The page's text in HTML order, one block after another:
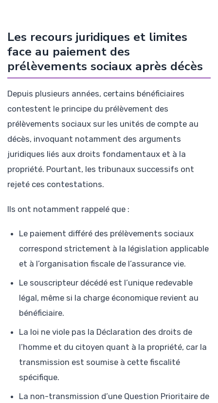
Les recours juridiques et limites
face au paiement des
prélèvements sociaux après décès
Depuis plusieurs années, certains bénéficiaires
contestent le principe du prélèvement des
prélèvements sociaux sur les unités de compte au
décès, invoquant notamment des arguments
juridiques liés aux droits fondamentaux et à la
propriété. Pourtant, les tribunaux successifs ont
rejeté ces contestations.
Ils ont notamment rappelé que :
Le paiement différé des prélèvements sociaux
correspond strictement à la législation applicable
et à l’organisation fiscale de l’assurance vie.
Le souscripteur décédé est l’unique redevable
légal, même si la charge économique revient au
bénéficiaire.
La loi ne viole pas la Déclaration des droits de
l’homme et du citoyen quant à la propriété, car la
transmission est soumise à cette fiscalité
spécifique.
La non-transmission d’une Question Prioritaire de